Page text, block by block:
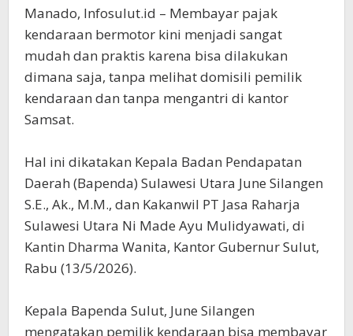
Manado, Infosulut.id – Membayar pajak
kendaraan bermotor kini menjadi sangat
mudah dan praktis karena bisa dilakukan
dimana saja, tanpa melihat domisili pemilik
kendaraan dan tanpa mengantri di kantor
Samsat.
Hal ini dikatakan Kepala Badan Pendapatan
Daerah (Bapenda) Sulawesi Utara June Silangen
S.E., Ak., M.M., dan Kakanwil PT Jasa Raharja
Sulawesi Utara Ni Made Ayu Mulidyawati, di
Kantin Dharma Wanita, Kantor Gubernur Sulut,
Rabu (13/5/2026).
Kepala Bapenda Sulut, June Silangen
mengatakan pemilik kendaraan bisa membayar